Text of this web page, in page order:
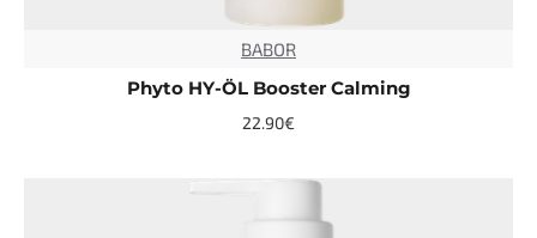
BABOR
Phyto HY-ÖL Booster Calming
22.90€